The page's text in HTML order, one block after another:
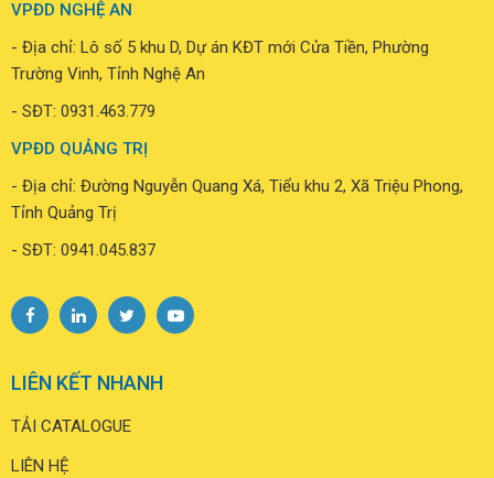
VPĐD NGHỆ AN
- Địa chỉ: Lô số 5 khu D, Dự án KĐT mới Cửa Tiền, Phường
Trường Vinh, Tỉnh Nghệ An
- SĐT: 0931.463.779
VPĐD QUẢNG TRỊ
- Địa chỉ: Đường Nguyễn Quang Xá, Tiểu khu 2, Xã Triệu Phong,
Tỉnh Quảng Trị
- SĐT: 0941.045.837
LIÊN KẾT NHANH
TẢI CATALOGUE
LIÊN HỆ